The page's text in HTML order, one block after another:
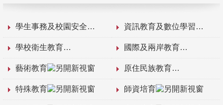
學生事務及校園安全 資訊教育及數位學習
學校衛生教育 國際及兩岸教育
藝術教育 原住民族教育
特殊教育 師資培育